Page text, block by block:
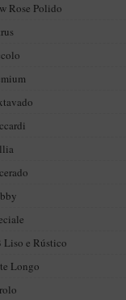
Rose Polido
Liso e Rústico
Longo